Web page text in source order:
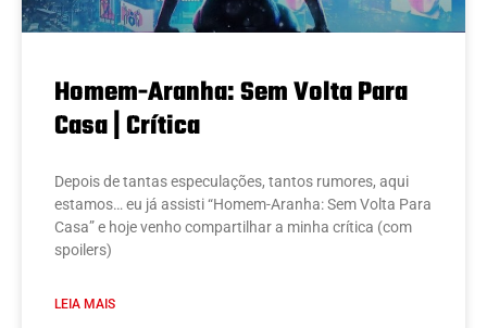
Homem-Aranha: Sem Volta Para
Casa | Crítica
Depois de tantas especulações, tantos rumores, aqui
estamos… eu já assisti “Homem-Aranha: Sem Volta Para
Casa” e hoje venho compartilhar a minha crítica (com
spoilers)
LEIA MAIS